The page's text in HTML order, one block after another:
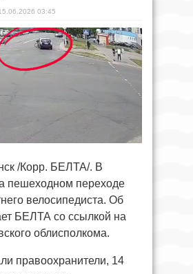
03:45
/Корр. БЕЛТА/. В
пешеходном переходе
велосипедиста. Об
БЕЛТА со ссылкой на
облисполкома.
правоохранители, 14